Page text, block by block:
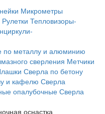
Микрометры
Рулетки Тепловизоры-
по металлу и алюминию
сверления Метчики
Сверла по бетону
и кафелю Сверла
опалубочныеСверла
оснастка